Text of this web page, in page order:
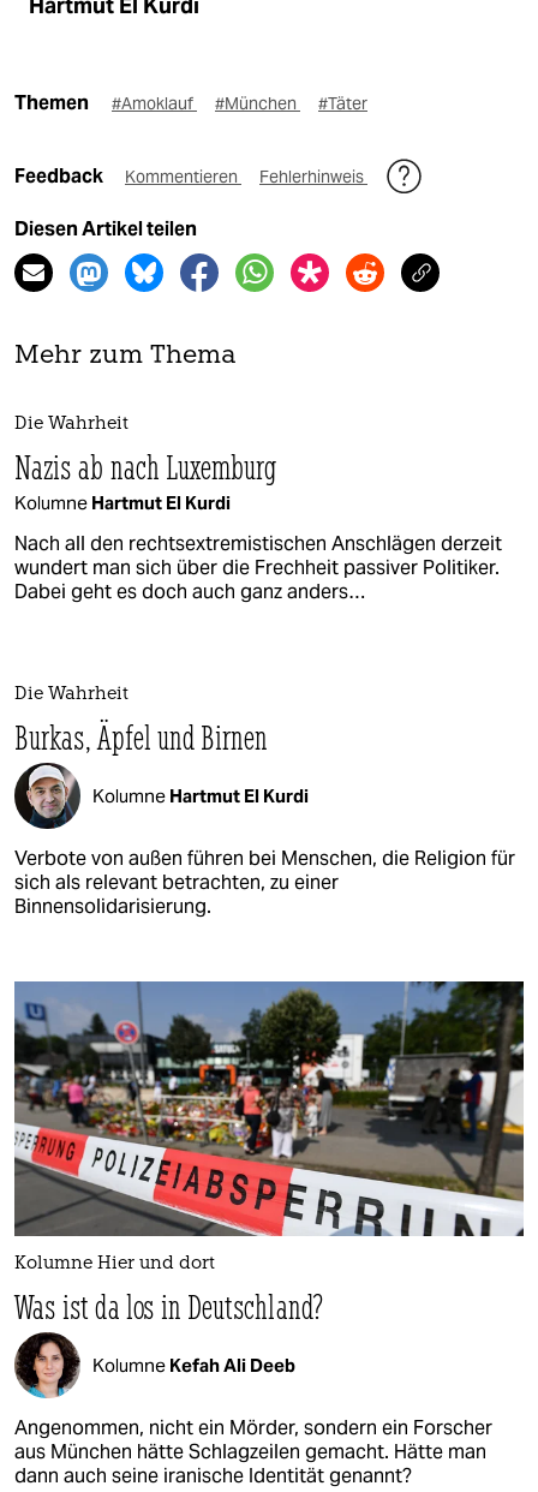
Hartmut El Kurdi
Themen #Amoklauf #München #Täter
Feedback Kommentieren Fehlerhinweis
Diesen Artikel teilen
Mehr zum Thema
Die Wahrheit
Nazis ab nach Luxemburg
Kolumne Hartmut El Kurdi
Nach all den rechtsextremistischen Anschlägen derzeit
wundert man sich über die Frechheit passiver Politiker.
Dabei geht es doch auch ganz anders…
Die Wahrheit
Burkas, Äpfel und Birnen
Kolumne Hartmut El Kurdi
Verbote von außen führen bei Menschen, die Religion für
sich als relevant betrachten, zu einer
Binnensolidarisierung.
Kolumne Hier und dort
Was ist da los in Deutschland?
Kolumne Kefah Ali Deeb
Angenommen, nicht ein Mörder, sondern ein Forscher
aus München hätte Schlagzeilen gemacht. Hätte man
dann auch seine iranische Identität genannt?